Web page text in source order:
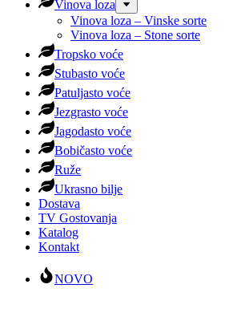
Vinova loza
Vinova loza – Vinske sorte
Vinova loza – Stone sorte
Tropsko voće
Stubasto voće
Patuljasto voće
Jezgrasto voće
Jagodasto voće
Bobičasto voće
Ruže
Ukrasno bilje
Dostava
TV Gostovanja
Katalog
Kontakt
NOVO